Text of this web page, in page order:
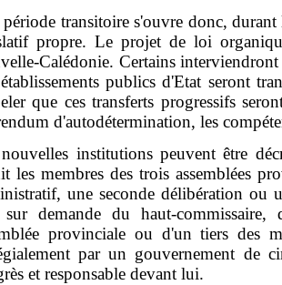
transitoire s'ouvre donc,
propre. Le projet de loi
Calédonie. Certains
publics d'Etat seront
que ces transferts progressifs
d'autodétermination, les
institutions peuvent être
les membres des trois assemblées
une seconde délibération ou
demande du haut-
provinciale ou d'un tiers des
par un gouvernement de
et responsable devant lui.